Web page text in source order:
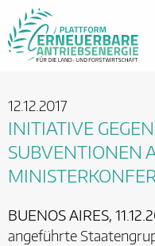
12.12.2017
INITIATIVE
SUBVENTIONEN
BUENOS AIRES,
angeführte